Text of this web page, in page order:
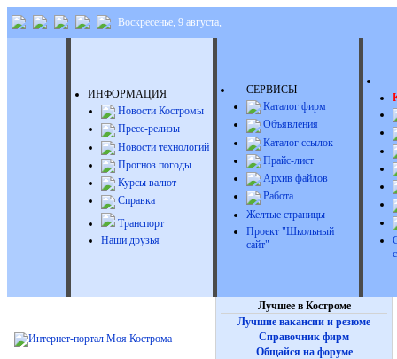
Воскресенье, 9 августа,
ИНФОРМАЦИЯ
Новости Костромы
Пресс-релизы
Новости технологий
Прогноз погоды
Курсы валют
Справка
Транспорт
Наши друзья
СЕРВИСЫ
Каталог фирм
Объявления
Каталог ссылок
Прайс-лист
Архив файлов
Работа
Желтые страницы
Проект "Школьный
сайт"
Лучшее в Костроме
Лучшие вакансии и резюме
Справочник фирм
Общайся на форуме